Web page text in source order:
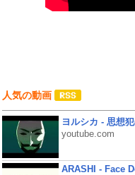
人気の動画
ヨルシカ - 思想
youtube.com
ARASHI - Face